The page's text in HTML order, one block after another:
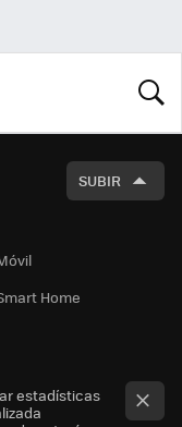
SUBIR
Home
estadísticas